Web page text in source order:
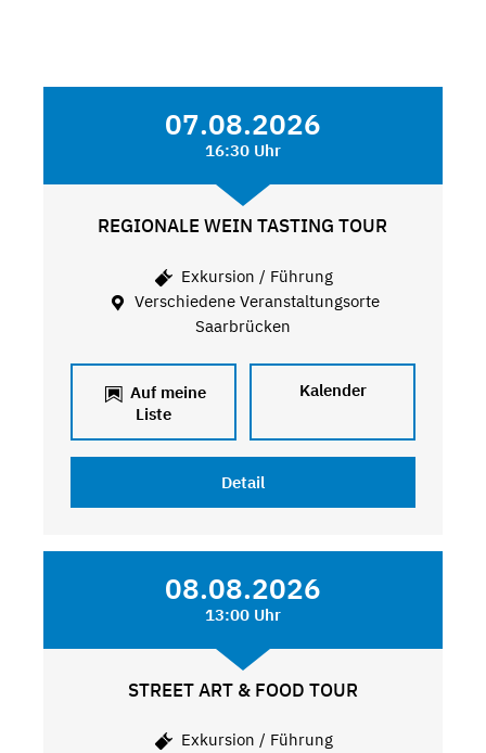
07.08.2026
16:30 Uhr
REGIONALE WEIN TASTING TOUR
Exkursion / Führung
Verschiedene Veranstaltungsorte
Saarbrücken
Auf meine
Liste
Kalender
Detail
08.08.2026
13:00 Uhr
STREET ART & FOOD TOUR
Exkursion / Führung